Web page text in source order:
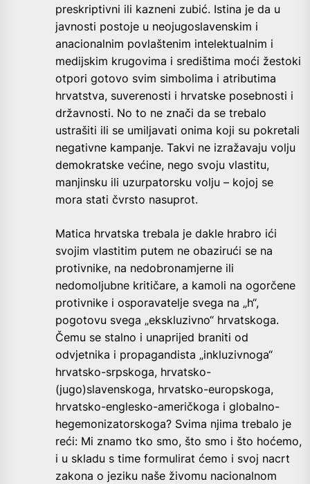
preskriptivni ili kazneni zubić. Istina je da u
javnosti postoje u neojugoslavenskim i
anacionalnim povlaštenim intelektualnim i
medijskim krugovima i središtima moći žestoki
otpori gotovo svim simbolima i atributima
hrvatstva, suverenosti i hrvatske posebnosti i
državnosti. No to ne znači da se trebalo
ustrašiti ili se umiljavati onima koji su pokretali
negativne kampanje. Takvi ne izražavaju volju
demokratske većine, nego svoju vlastitu,
manjinsku ili uzurpatorsku volju – kojoj se
mora stati čvrsto nasuprot.
Matica hrvatska trebala je dakle hrabro ići
svojim vlastitim putem ne obazirući se na
protivnike, na nedobronamjerne ili
nedomoljubne kritičare, a kamoli na ogorčene
protivnike i osporavatelje svega na „h“,
pogotovu svega „ekskluzivno“ hrvatskoga.
Čemu se stalno i unaprijed braniti od
odvjetnika i propagandista „inkluzivnoga“
hrvatsko-srpskoga, hrvatsko-
(jugo)slavenskoga, hrvatsko-europskoga,
hrvatsko-englesko-američkoga i globalno-
hegemonizatorskoga? Svima njima trebalo je
reći: Mi znamo tko smo, što smo i što hoćemo,
i u skladu s time formulirat ćemo i svoj nacrt
zakona o jeziku naše živomu nacionalnom